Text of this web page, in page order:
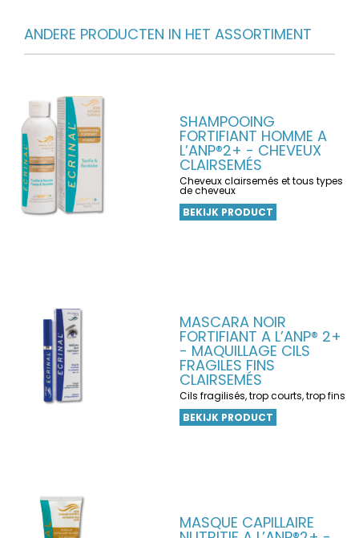
ANDERE PRODUCTEN IN HET ASSORTIMENT
SHAMPOOING
FORTIFIANT HOMME A
L’ANP®2+ - CHEVEUX
CLAIRSEMÉS
Cheveux clairsemés et tous types
de cheveux
BEKIJK PRODUCT
MASCARA NOIR
FORTIFIANT A L’ANP® 2+
- MAQUILLAGE CILS
FRAGILES FINS
CLAIRSEMÉS
Cils fragilisés, trop courts, trop fins
BEKIJK PRODUCT
MASQUE CAPILLAIRE